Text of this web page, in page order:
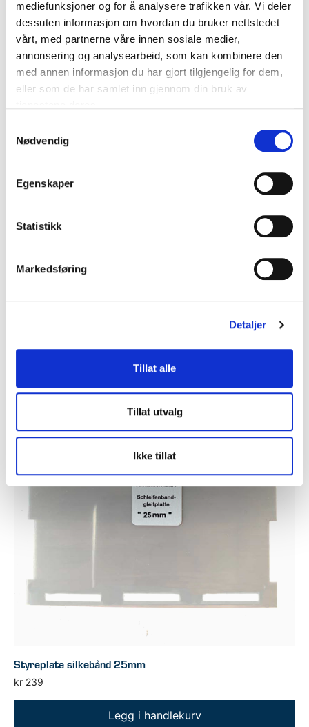
mediefunksjoner og for å analysere trafikken vår. Vi deler
dessuten informasjon om hvordan du bruker nettstedet
vårt, med partnerne våre innen sosiale medier,
annonsering og analysearbeid, som kan kombinere den
med annen informasjon du har gjort tilgjengelig for dem,
eller som de har samlet inn gjennom din bruk av
Nødvendig
Egenskaper
Statistikk
Markedsføring
Detaljer
Tillat alle
Tillat utvalg
Ikke tillat
GUILLOTINE CUTTER G500
Styreplate silkebånd 25mm
kr 239
Legg i handlekurv